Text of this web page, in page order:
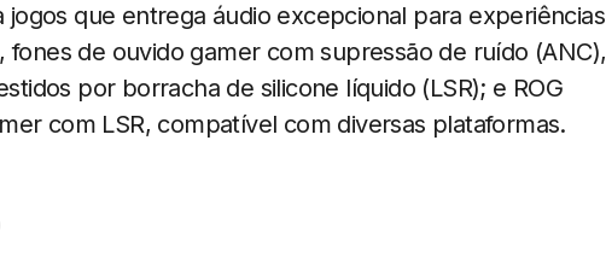
jogos que entrega áudio excepcional para experiências
fones de ouvido gamer com supressão de ruído (ANC),
por borracha de silicone líquido (LSR); e ROG
com LSR, compatível com diversas plataformas.